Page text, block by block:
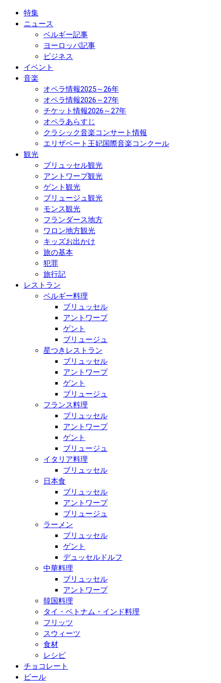
特集
ニュース
ベルギー記事
ヨーロッパ記事
ビジネス
イベント
音楽
オペラ情報2025～26年
オペラ情報2026～27年
チケット情報2026～27年
オペラあらすじ
クラシック音楽コンサート情報
エリザベート王妃国際音楽コンクール
観光
ブリュッセル観光
アントワープ観光
ゲント観光
ブリュージュ観光
モンス観光
フランダース地方
ワロン地方観光
キッズお出かけ
旅の基本
犯罪
旅行記
レストラン
ベルギー料理
ブリュッセル
アントワープ
ゲント
ブリュージュ
星つきレストラン
ブリュッセル
アントワープ
ゲント
ブリュージュ
フランス料理
ブリュッセル
アントワープ
ゲント
ブリュージュ
イタリア料理
ブリュッセル
日本食
ブリュッセル
アントワープ
ブリュージュ
ラーメン
ブリュッセル
ゲント
デュッセルドルフ
中華料理
ブリュッセル
アントワープ
韓国料理
タイ・ベトナム・インド料理
フリッツ
スウィーツ
食材
レシピ
チョコレート
ビール